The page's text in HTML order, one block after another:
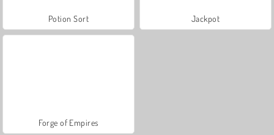
Potion Sort Jackpot
Forge of Empires